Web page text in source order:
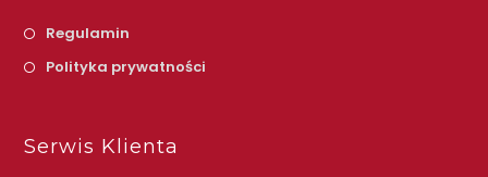
Regulamin
Polityka prywatności
Serwis Klienta